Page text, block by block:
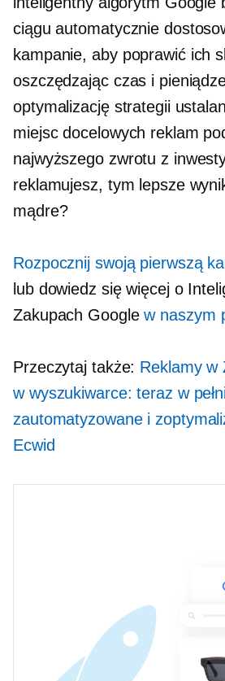
ciągu automatycznie
kampanie, aby poprawić ich
oszczędzając czas i
optymalizację strategii
miejsc docelowych reklam
najwyższego zwrotu z
reklamujesz, tym lepsze
mądre?
Rozpocznij swoją pierwszą
lub dowiedz się więcej o
Zakupach Googlew naszym
Przeczytaj także: Reklamy w
w wyszukiwarce: teraz w
zautomatyzowane i
Ecwid